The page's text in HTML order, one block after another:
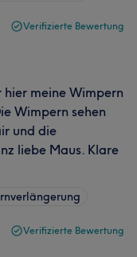
Verifizierte Bewertung
hier meine Wimpern
Wimpern sehen
und die
liebe Maus. Klare
Verifizierte Bewertung